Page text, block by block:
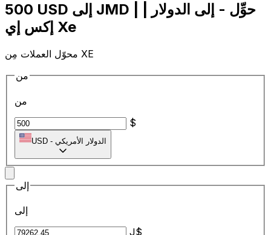
500 USD إلى JMD | حوِّل - إلى الدولار |
إكس إي Xe
محوّل العملات مِن XE
من
من
$
USD - الدولار الأمريكي
إلى
إلى
J$